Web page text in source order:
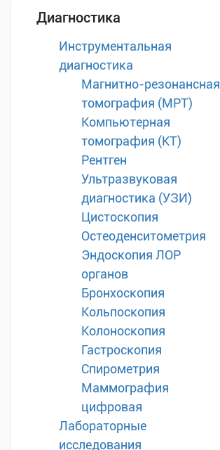
Диагностика
Инструментальная
диагностика
Магнитно-резонансная
томография (МРТ)
Компьютерная
томография (КТ)
Рентген
Ультразвуковая
диагностика (УЗИ)
Цистоскопия
Остеоденситометрия
Эндоскопия ЛОР
органов
Бронхоскопия
Кольпоскопия
Колоноскопия
Гастроскопия
Спирометрия
Маммография
цифровая
Лабораторные
исследования